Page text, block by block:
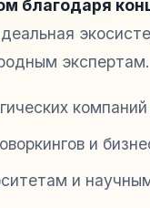
благодаря
экспертам.
и
и